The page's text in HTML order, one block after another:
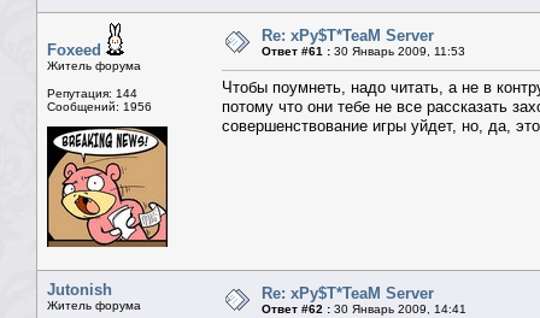
Foxeed
Житель форума
Репутация: 144
Сообщений: 1956
Re: xPy$T*TeaM Server
Ответ #61 : 30 Январь 2009, 11:53
Чтобы поумнеть, надо читать, а не в
потому что они тебе не все рассказать
совершенствование игры уйдет, но, да,
Jutonish
Житель форума
Re: xPy$T*TeaM Server
Ответ #62 : 30 Январь 2009, 14:41